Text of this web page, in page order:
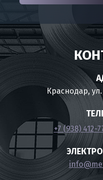
Краснодар,
+7 (938) 412-